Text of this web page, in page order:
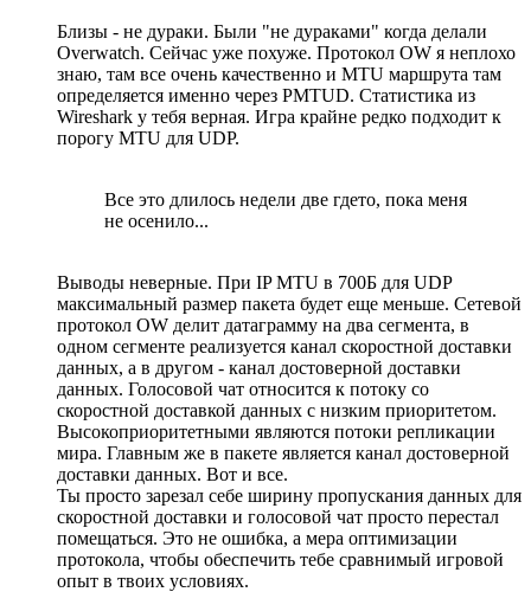
Близы - не дураки. Были "не дураками" когда делали
Overwatch. Сейчас уже похуже. Протокол OW я неплохо
знаю, там все очень качественно и MTU маршрута там
определяется именно через PMTUD. Статистика из
Wireshark у тебя верная. Игра крайне редко подходит к
порогу MTU для UDP.
Все это длилось недели две гдето, пока меня
не осенило...
Выводы неверные. При IP MTU в 700Б для UDP
максимальный размер пакета будет еще меньше. Сетевой
протокол OW делит датаграмму на два сегмента, в
одном сегменте реализуется канал скоростной доставки
данных, а в другом - канал достоверной доставки
данных. Голосовой чат относится к потоку со
скоростной доставкой данных с низким приоритетом.
Высокоприоритетными являются потоки репликации
мира. Главным же в пакете является канал достоверной
доставки данных. Вот и все.
Ты просто зарезал себе ширину пропускания данных для
скоростной доставки и голосовой чат просто перестал
помещаться. Это не ошибка, а мера оптимизации
протокола, чтобы обеспечить тебе сравнимый игровой
опыт в твоих условиях.